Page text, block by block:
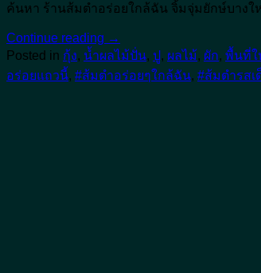
ค้นหา ร้านส้มตำอร่อยใกล้ฉัน จิ้มจุ่มยักษ์บางใ
Continue reading →
Posted in กุ้ง, น้ำผลไม้ปั่น, ปู , ผลไม้, ผัก, พื้นที่ใ
อร่อยแถวนี้, #ส้มตําอร่อยๆใกล้ฉัน, #ส้มตำรสเ